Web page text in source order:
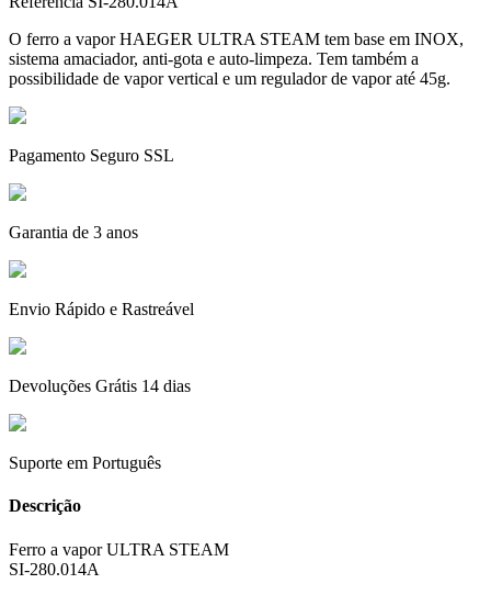
O ferro a vapor HAEGER ULTRA STEAM tem base em INOX,
sistema amaciador, anti-gota e auto-limpeza. Tem também a
possibilidade de vapor vertical e um regulador de vapor até 45g.
Pagamento Seguro SSL
Garantia de 3 anos
Envio Rápido e Rastreável
Devoluções Grátis 14 dias
Suporte em Português
Descrição
Ferro a vapor ULTRA STEAM
SI-280.014A